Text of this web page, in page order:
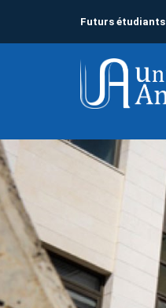
Futurs étudiants